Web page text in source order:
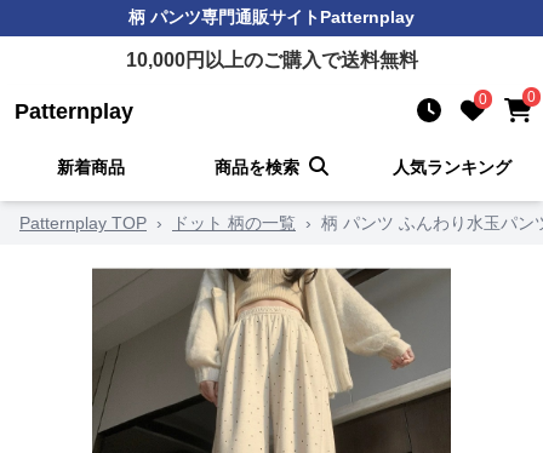
柄 パンツ専門通販サイトPatternplay
10,000円以上のご購入で送料無料
Patternplay 0 0
新着商品 商品を検索 人気ランキング
Patternplay TOP › ドット 柄の一覧 › 柄 パンツ ふんわり水玉パン